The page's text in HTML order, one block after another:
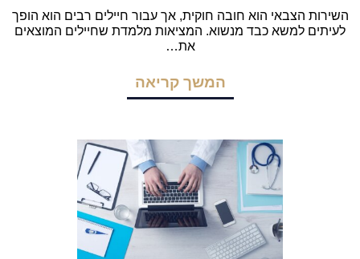
השירות הצבאי הוא חובה חוקית, אך עבור חיילים רבים הוא הופך
לעיתים למשא כבד מנשוא. המציאות מלמדת שחיילים המוצאים
את…
המשך קריאה